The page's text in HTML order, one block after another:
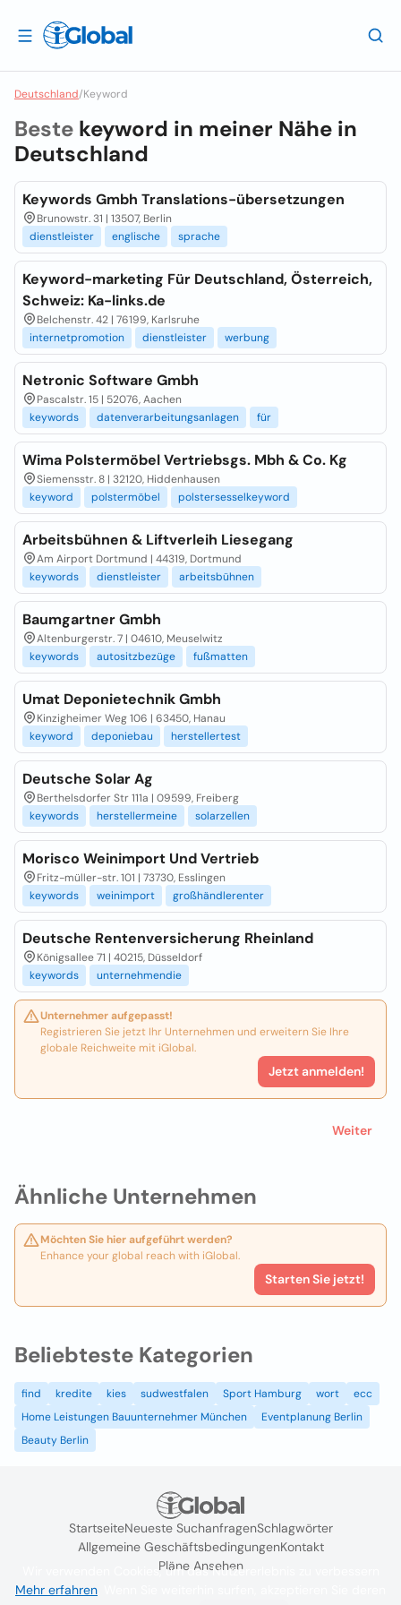
Deutschland/Keyword
Ähnliche Unternehmen
Möchten Sie hier aufgeführt werden?
Enhance your global reach with iGlobal.
Starten Sie jetzt!
Beste keyword in meiner Nähe in
Deutschland
Keywords Gmbh Translations-übersetzungen
Brunowstr. 31 | 13507, Berlin
dienstleister
englische sprache
Keyword-marketing Für Deutschland, Österreich,
Schweiz: Ka-links.de
Belchenstr. 42 | 76199, Karlsruhe
internetpromotion
dienstleister werbung
Netronic Software Gmbh
Pascalstr. 15 | 52076, Aachen
keywords
datenverarbeitungsanlagen für
Wima Polstermöbel Vertriebsgs. Mbh & Co. Kg
Siemensstr. 8 | 32120, Hiddenhausen
keyword
polstermöbel polstersesselkeyword
Arbeitsbühnen & Liftverleih Liesegang
Am Airport Dortmund | 44319, Dortmund
keywords
dienstleister arbeitsbühnen
Baumgartner Gmbh
Altenburgerstr. 7 | 04610, Meuselwitz
keywords
autositzbezüge fußmatten
Umat Deponietechnik Gmbh
Kinzigheimer Weg 106 | 63450, Hanau
keyword
deponiebau herstellertest
Deutsche Solar Ag
Berthelsdorfer Str 111a | 09599, Freiberg
keywords
herstellermeine solarzellen
Morisco Weinimport Und Vertrieb
Fritz-müller-str. 101 | 73730, Esslingen
keywords
weinimport großhändlerenter
Deutsche Rentenversicherung Rheinland
Königsallee 71 | 40215, Düsseldorf
keywords
unternehmendie
Unternehmer aufgepasst!
Registrieren Sie jetzt Ihr Unternehmen und erweitern Sie Ihre
globale Reichweite mit iGlobal.
Jetzt anmelden!
Weiter
Beliebteste Kategorien
find kredite kies sudwestfalen Sport Hamburg wort
ecc
Home Leistungen Bauunternehmer München
Eventplanung Berlin
Beauty Berlin
StartseiteNeueste SuchanfragenSchlagwörter
Allgemeine GeschäftsbedingungenKontakt
Pläne Ansehen
Wir verwenden Cookies, um das Nutzererlebnis zu verbessern
Mehr erfahren